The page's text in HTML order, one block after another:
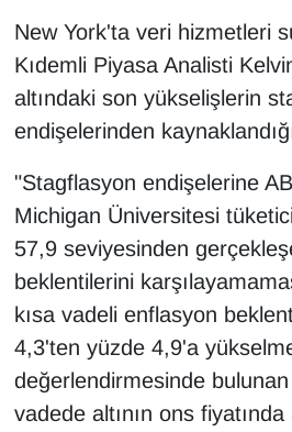
New York'ta veri hizmetleri
Kıdemli Piyasa Analisti
altındaki son yükselişlerin
endişelerinden
"Stagflasyon endişelerine
Michigan Üniversitesi
57,9 seviyesinden
beklentilerini
kısa vadeli enflasyon
4,3'ten yüzde 4,9'a
değerlendirmesinde
vadede altının ons